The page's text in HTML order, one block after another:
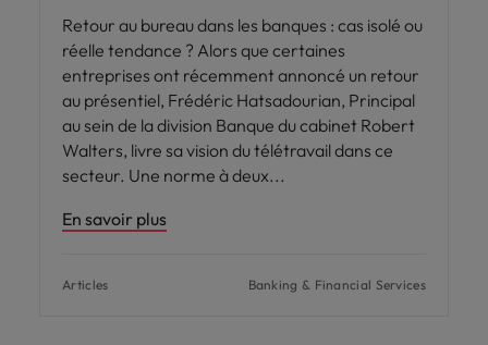
Retour au bureau dans les banques : cas isolé ou
réelle tendance ? Alors que certaines
entreprises ont récemment annoncé un retour
au présentiel, Frédéric Hatsadourian, Principal
au sein de la division Banque du cabinet Robert
Walters, livre sa vision du télétravail dans ce
secteur. Une norme à deux
En savoir plus
Articles Banking & Financial Services